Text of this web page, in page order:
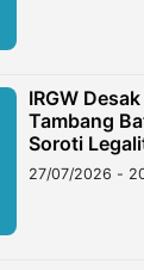
IRGW
Tambang
Soroti
Stockpile
27/07/2026 -